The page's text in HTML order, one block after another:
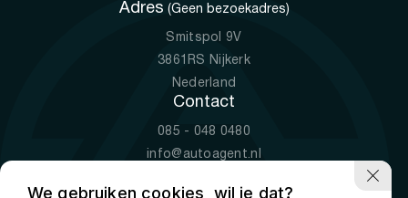
Adres (Geen bezoekadres)
Smitspol 9V
3861RS Nijkerk
Nederland
Contact
085 - 048 0480
info@autoagent.nl
We gebruiken cookies, wil je dat?